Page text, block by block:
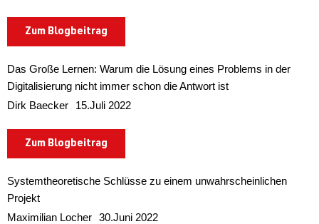
Zum Blogbeitrag
Das Große Lernen: Warum die Lösung eines Problems in der
Digitalisierung nicht immer schon die Antwort ist
Dirk Baecker
15.Juli 2022
Zum Blogbeitrag
Systemtheoretische Schlüsse zu einem unwahrscheinlichen
Projekt
Maximilian Locher 30.Juni 2022